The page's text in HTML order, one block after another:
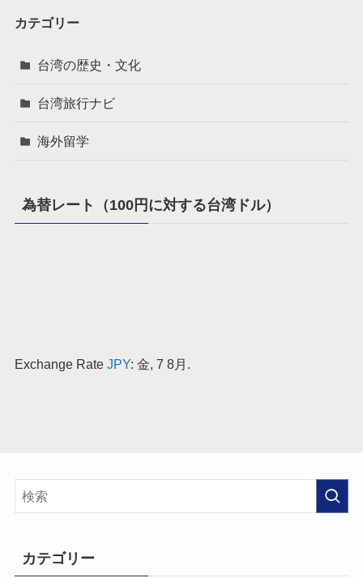
カテゴリー
台湾の歴史・文化
台湾旅行ナビ
海外留学
為替レート（100円に対する台湾ドル）
Exchange Rate JPY: 金, 7 8月.
カテゴリー